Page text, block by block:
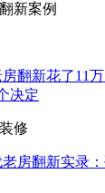
翻新案例
翻新花了11
决定
修
房翻新实录